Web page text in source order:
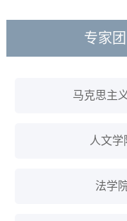
专家
马克思主
人文学
法学